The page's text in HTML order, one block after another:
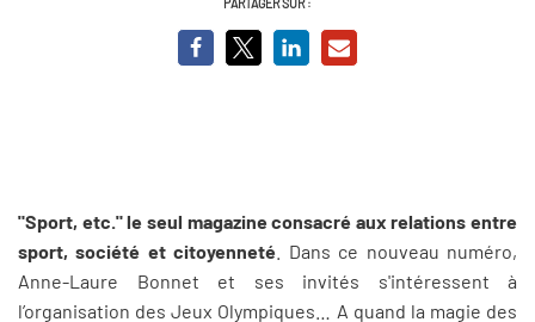
"Sport, etc." le seul magazine consacré aux relations entre
sport, société et citoyenneté . Dans ce nouveau numéro,
Anne-Laure Bonnet et ses invités s'intéressent à
l’organisation des Jeux Olympiques… A quand la magie des